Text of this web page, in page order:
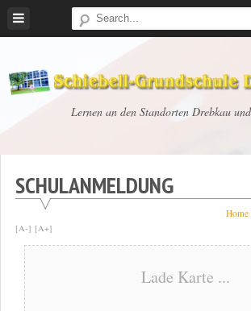
Skip
Schiebell-
Drebkau
Lernen an den Standorten Drebkau
SCHULANMELDUNG
Home
[A-] [A+]
Lade Karte ...